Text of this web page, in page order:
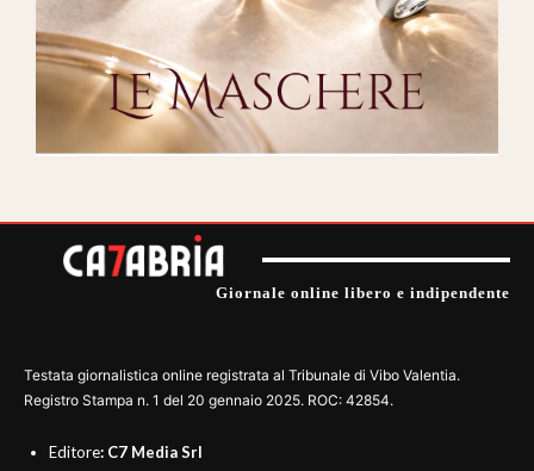
Giornale online libero e indipendente
Testata giornalistica online registrata al Tribunale di Vibo Valentia.
Registro Stampa n. 1 del 20 gennaio 2025. ROC: 42854.
Editore: C7 Media Srl